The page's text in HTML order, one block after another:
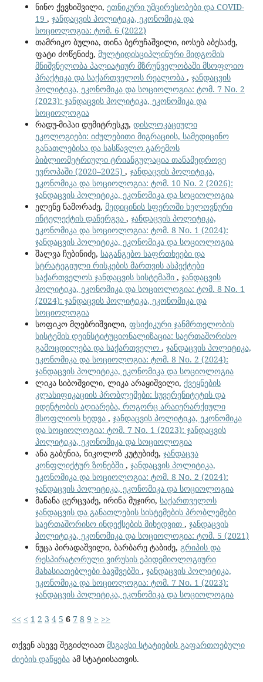
ნინო ქევხიშვილი, ეთნიკური უმცირესობები და COVID-
19 , ჯანდაცვის პოლიტიკა, ეკონომიკა და
სოციოლოგია: ტომ. 6 (2022)
თამრიკო ბულია, თინა ბერუჩაშვილი, იოსებ აბესაძე,
ფატი ძოწენიძე, მულტიდისციპლინური მიდგომის
მნიშვნელობა პალიატიურ მზრუნველობაში მსოფლიო
პრაქტიკა და საქართველოს რეალობა , ჯანდაცვის
პოლიტიკა, ეკონომიკა და სოციოლოგია: ტომ. 7 No. 2
(2023): ჯანდაცვის პოლიტიკა, ეკონომიკა და
სოციოლოგია
რადუ-მიჰაი დუმიტრესკუ, დისლოკაციული
ეკოლოგიები: იძულებითი მიგრაციის, სამედიცინო
განათლებისა და სასწავლო გარემოს
ბიბლიომეტრიული ტრიანგულაცია თანამედროვე
ევროპაში (2020–2025) , ჯანდაცვის პოლიტიკა,
ეკონომიკა და სოციოლოგია: ტომ. 10 No. 2 (2026):
ჯანდაცვის პოლიტიკა, ეკონომიკა და სოციოლოგია
ელენე ნამორაძე, მედიცინის სფეროში ხელოვნური
ინტელექტის დანერგვა , ჯანდაცვის პოლიტიკა,
ეკონომიკა და სოციოლოგია: ტომ. 8 No. 1 (2024):
ჯანდაცვის პოლიტიკა, ეკონომიკა და სოციოლოგია
შალვა ჩუბინიძე, საგანგებო საფრთხეები და
სტრატეგიული რისკების მართვის ასპექტები
საქართველოს ჯანდაცვის სისტემაში , ჯანდაცვის
პოლიტიკა, ეკონომიკა და სოციოლოგია: ტომ. 8 No. 1
(2024): ჯანდაცვის პოლიტიკა, ეკონომიკა და
სოციოლოგია
სოფიკო მღებრიშვილი, ფსიქიკური ჯანმრთელობის
სისტემის დეინსტიტუციონალიზაცია: საერთაშორისო
გამოცდილება და საქართველო , ჯანდაცვის პოლიტიკა,
ეკონომიკა და სოციოლოგია: ტომ. 8 No. 2 (2024):
ჯანდაცვის პოლიტიკა, ეკონომიკა და სოციოლოგია
ლიკა სიბოშვილი, ლიკა არაყიშვილი, ქვეყნების
კლასიფიკაციის პრობლემები: სუვერენიტეტის და
იდენტობის აღიარება, როგორც არაიერარქიული
მსოფლიოს ხედვა , ჯანდაცვის პოლიტიკა, ეკონომიკა
და სოციოლოგია: ტომ. 7 No. 1 (2023): ჯანდაცვის
პოლიტიკა, ეკონომიკა და სოციოლოგია
ანა გაბუნია, ნიკოლოზ კუტუბიძე, ჯანდაცვა
კონფლიქტურ ზონებში , ჯანდაცვის პოლიტიკა,
ეკონომიკა და სოციოლოგია: ტომ. 8 No. 2 (2024):
ჯანდაცვის პოლიტიკა, ეკონომიკა და სოციოლოგია
მანანა ცერცვაძე, ირინა მუჯირი, საქართველოს
ჯანდაცვის და განათლების სისტემების პრობლემები
საერთაშორისო ინდექსების მიხედვით , ჯანდაცვის
პოლიტიკა, ეკონომიკა და სოციოლოგია: ტომ. 5 (2021)
ნუცა პირადაშვილი, ბარბარე ტაბიძე, გრიპის და
რესპირატორული ვირუსის ეპიდემიოლოგიური
მახასიათებლები ბავშვებში , ჯანდაცვის პოლიტიკა,
ეკონომიკა და სოციოლოგია: ტომ. 7 No. 1 (2023):
ჯანდაცვის პოლიტიკა, ეკონომიკა და სოციოლოგია
<< < 1 2 3 4 5 6 7 8 9 > >>
თქვენ ასევე შეგიძლიათ მსგავსი სტატიების გაფართოებული
ძიების დაწყებაამ სტატიისათვის.